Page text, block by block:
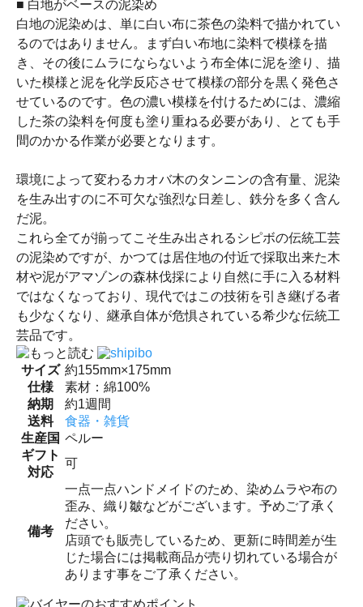
■ 白地がベースの泥染め
白地の泥染めは、単に白い布に茶色の染料で描かれてい
るのではありません。まず白い布地に染料で模様を描
き、その後にムラにならないよう布全体に泥を塗り、描
いた模様と泥を化学反応させて模様の部分を黒く発色さ
せているのです。色の濃い模様を付けるためには、濃縮
した茶の染料を何度も塗り重ねる必要があり、とても手
間のかかる作業が必要となります。
環境によって変わるカオバ木のタンニンの含有量、泥染
を生み出すのに不可欠な強烈な日差し、鉄分を多く含ん
だ泥。
これら全てが揃ってこそ生み出されるシピボの伝統工芸
の泥染めですが、かつては居住地の付近で採取出来た木
材や泥がアマゾンの森林伐採により自然に手に入る材料
ではなくなっており、現代ではこの技術を引き継げる者
も少なくなり、継承自体が危惧されている希少な伝統工
芸品です。
サイズ 約155mm×175mm
仕様
素材：綿100%
納期
約1週間
送料
食器・雑貨
生産国 ペルー
ギフト
対応
可
備考
一点一点ハンドメイドのため、染めムラや布の
歪み、織り皺などがございます。予めご了承く
ださい。
店頭でも販売しているため、更新に時間差が生
じた場合には掲載商品が売り切れている場合が
あります事をご了承ください。